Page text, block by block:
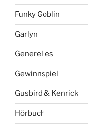
Funky Goblin
Garlyn
Generelles
Gewinnspiel
Gusbird & Kenrick
Hörbuch